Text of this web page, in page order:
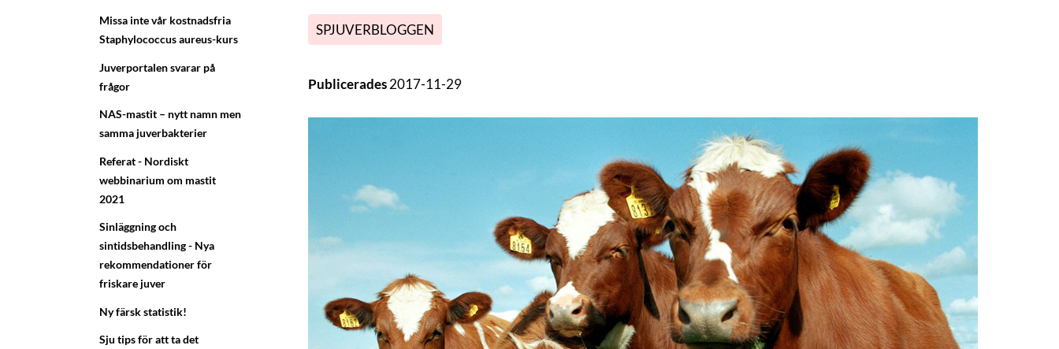
Missa inte vår kostnadsfria
Staphylococcus aureus-kurs
Juverportalen svarar på
frågor
NAS-mastit – nytt namn men
samma juverbakterier
Referat - Nordiskt
webbinarium om mastit
2021
Sinläggning och
sintidsbehandling - Nya
rekommendationer för
friskare juver
Ny färsk statistik!
Sju tips för att ta det
SPJUVERBLOGGEN
Publicerades2017-11-29